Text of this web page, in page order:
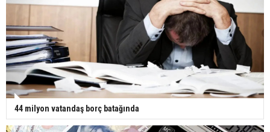
44 milyon vatandaş borç batağında